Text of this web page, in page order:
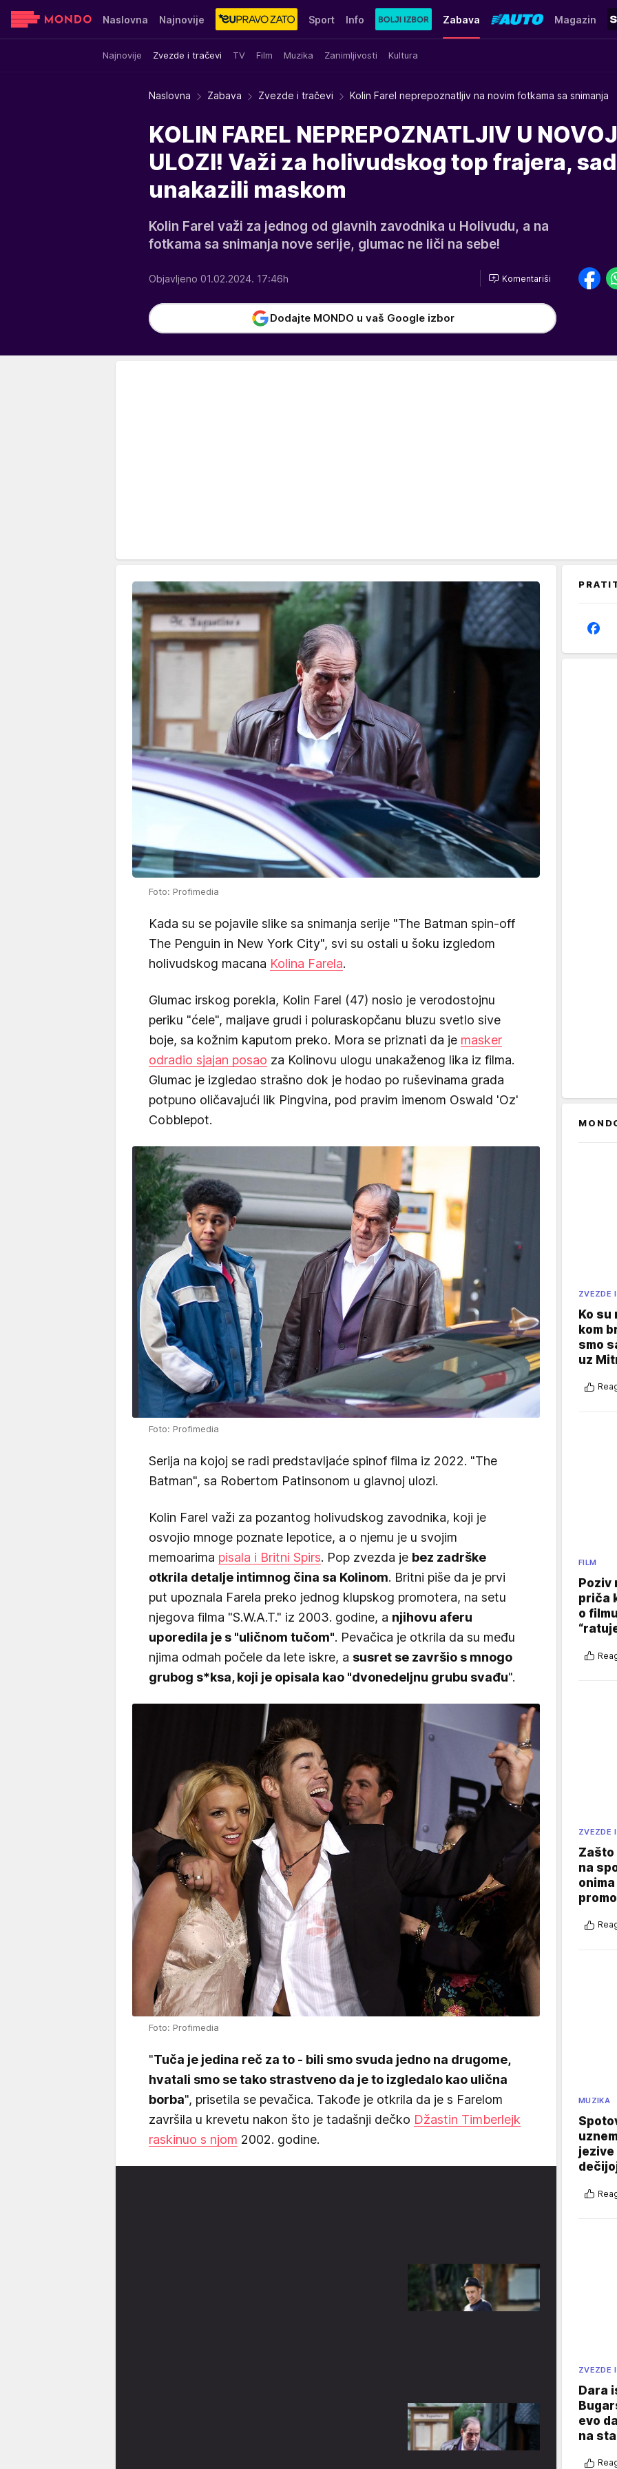
Naslovna Najnovije Sport Info Zabava
Najnovije Zvezde i tračevi TV Film Muzika Zanimljivosti Kultura
Magazin
Sensa Stvar ukusa Yumama
Naslovna Zabava Zvezde i tračevi Kolin Farel neprepoznatljiv na novim fotkama sa snimanja
KOLIN FAREL NEPREPOZNATLJIV U NOVOJ
ULOZI! Važi za holivudskog top frajera,
unakazili maskom
Kolin Farel važi za jednog od glavnih zavodnika u Holivudu, a na
fotkama sa snimanja nove serije, glumac ne liči na sebe!
Objavljeno 01.02.2024. 17:46h Komentariši
Dodajte MONDO u vaš Google izbor
Foto: Profimedia
Kada su se pojavile slike sa snimanja serije "The Batman spin-off
The Penguin in New York City", svi su ostali u šoku izgledom
holivudskog macana Kolina Farela.
Glumac irskog porekla, Kolin Farel (47) nosio je verodostojnu
periku "ćele", maljave grudi i poluraskopčanu bluzu svetlo sive
boje, sa kožnim kaputom preko. Mora se priznati da je masker
odradio sjajan posao za Kolinovu ulogu unakaženog lika iz filma.
Glumac je izgledao strašno dok je hodao po ruševinama grada
potpuno oličavajući lik Pingvina, pod pravim imenom Oswald 'Oz'
Cobblepot.
Foto: Profimedia
Serija na kojoj se radi predstavljaće spinof filma iz 2022. "The
Batman", sa Robertom Patinsonom u glavnoj ulozi.
Kolin Farel važi za pozantog holivudskog zavodnika, koji je
osvojio mnoge poznate lepotice, a o njemu je u svojim
memoarima pisala i Britni Spirs. Pop zvezda je bez zadrške
otkrila detalje intimnog čina sa Kolinom. Britni piše da je prvi
put upoznala Farela preko jednog klupskog promotera, na setu
njegova filma "S.W.A.T." iz 2003. godine, a njihovu aferu
uporedila je s "uličnom tučom". Pevačica je otkrila da su među
njima odmah počele da lete iskre, a susret se završio s mnogo
grubog s*ksa, koji je opisala kao "dvonedeljnu grubu svađu".
Foto: Profimedia
"Tuča je jedina reč za to - bili smo svuda jedno na drugome,
hvatali smo se tako strastveno da je to izgledalo kao ulična
borba", prisetila se pevačica. Takođe je otkrila da je s Farelom
završila u krevetu nakon što je tadašnji dečko Džastin Timberlejk
raskinuo s njom 2002. godine.
ZVEZDE
Ko su
kom
smo
uz
FILM
Poziv
priča
o
ZVEZDE
Zašto
na
MUZIKA
jezive
ZVEZDE
Dara
evo
na